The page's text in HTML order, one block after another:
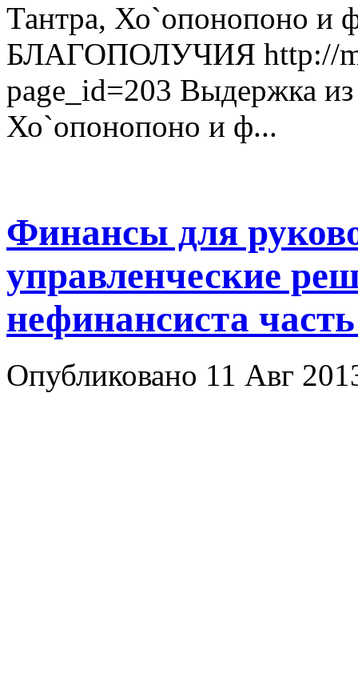
Тантра, Хо`опонопоно
БЛАГОПОЛУЧИЯ http://
page_id=203 Выдержка
Хо`опонопоно и ф...
Финансы для
управленческие
нефинансиста
Опубликовано 11 Авг